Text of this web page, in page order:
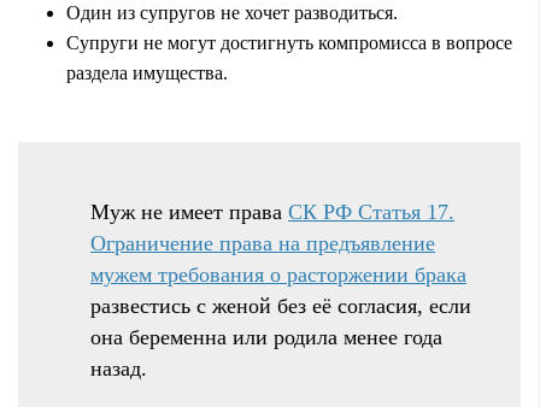
Один из супругов не хочет разводиться.
Супруги не могут достигнуть компромисса в вопросе
раздела имущества.
Муж не имеет права СК РФ Статья 17.
Ограничение права на предъявление
мужем требования о расторжении брака
развестись с женой без её согласия, если
она беременна или родила менее года
назад.